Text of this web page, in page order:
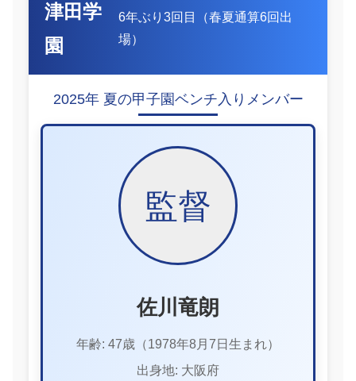
津田学
園
6年ぶり3回目（春夏通算6回出
場）
2025年 夏の甲子園ベンチ入りメンバー
監督
佐川竜朗
年齢: 47歳（1978年8月7日生まれ）
出身地: 大阪府